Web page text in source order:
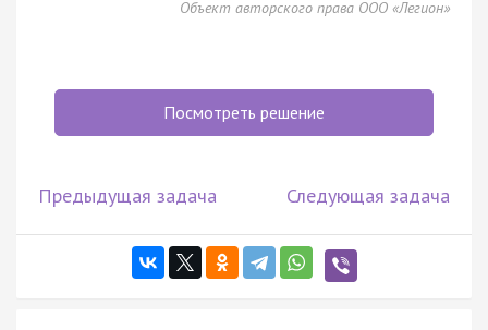
Объект авторского права ООО «Легион»
Посмотреть решение
Предыдущая задача Следующая задача